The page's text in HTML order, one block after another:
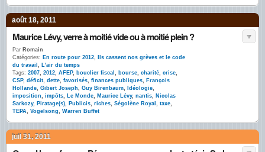
août 18, 2011
Maurice Lévy, verre à moitié vide ou à moitié plein ?
Par Romain
Catégories: En route pour 2012,
Ils cassent nos grèves et le code
du travail , L'air du temps
Tags: 2007, 2012, AFEP, bouclier fiscal , bourse, charité, crise,
CSP, déficit, dette, favorisés, finances publiques, François
Hollande, Gibert Joseph, Guy Birenbaum, Idéologie,
imposition, impôts, Le Monde, Maurice Lévy, nantis, Nicolas
Sarkozy, Piratage(s), Publicis, riches, Ségolène Royal , taxe,
TEPA, Vogelsong, Warren Buffet
juil 31, 2011